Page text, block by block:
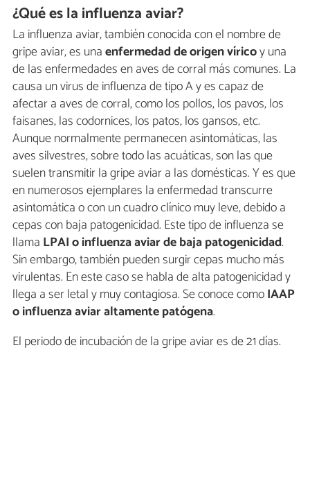
¿Qué es la influenza aviar?
La influenza aviar, también conocida con el nombre de
gripe aviar, es unaenfermedad de origen víricoy una
de las enfermedades en aves de corral más comunes. La
causa un virus de influenza de tipo A y es capaz de
afectar a aves de corral, como los pollos, los pavos, los
faisanes, las codornices, los patos, los gansos, etc.
Aunque normalmente permanecen asintomáticas, las
aves silvestres, sobre todo las acuáticas, son las que
suelen transmitir la gripe aviar a las domésticas. Y es que
en numerosos ejemplares la enfermedad transcurre
asintomática o con un cuadro clínico muy leve, debido a
cepas con baja patogenicidad. Este tipo de influenza se
llama LPAI o influenza aviar de baja patogenicidad.
Sin embargo, también pueden surgir cepas mucho más
virulentas. En este caso se habla de alta patogenicidad y
llega a ser letal y muy contagiosa. Se conoce comoIAAP
o influenza aviar altamente patógena.
El periodo de incubación de la gripe aviar es de 21 días.